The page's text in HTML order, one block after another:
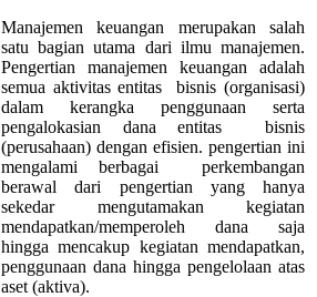
Manajemen keuangan merupakan salah
satu bagian utama dari ilmu manajemen.
Pengertian manajemen keuangan adalah
semua aktivitas entitas bisnis (organisasi)
dalam kerangka penggunaan serta
pengalokasian dana entitas bisnis
(perusahaan) dengan efisien. pengertian ini
mengalami berbagai perkembangan
berawal dari pengertian yang hanya
sekedar mengutamakan kegiatan
mendapatkan/memperoleh dana saja
hingga mencakup kegiatan mendapatkan,
penggunaan dana hingga pengelolaan atas
aset (aktiva).